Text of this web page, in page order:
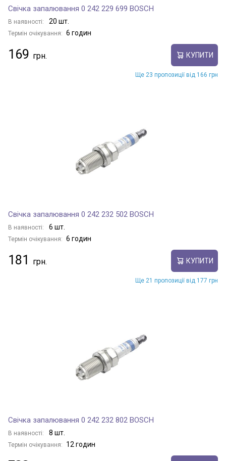
Свічка запалювання 0 242 229 699 BOSCH
В наявності: 20 шт.
Термін очікування: 6 годин
169 КУПИТИ
Ще 23 пропозиції від 166 грн
Свічка запалювання 0 242 232 502 BOSCH
В наявності: 6 шт.
Термін очікування: 6 годин
181 КУПИТИ
Ще 21 пропозиції від 177 грн
Свічка запалювання 0 242 232 802 BOSCH
В наявності: 8 шт.
Термін очікування: 12 годин